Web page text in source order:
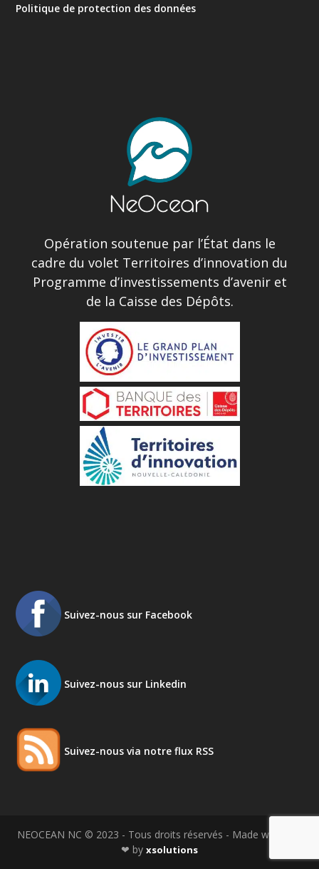
Politique de protection des données
Opération soutenue par l’État dans le
cadre du volet Territoires d’innovation du
Programme d’investissements d’avenir et
de la Caisse des Dépôts.
Suivez-nous sur Facebook
Suivez-nous sur Linkedin
Suivez-nous via notre flux RSS
NEOCEAN NC © 2023 - Tous droits réservés - Made with love
❤ by xsolutions